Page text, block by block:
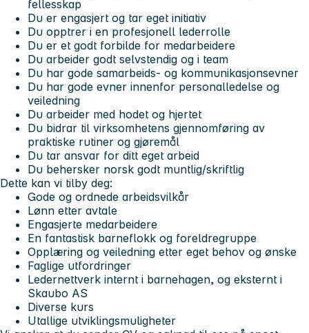
fellesskap
Du er engasjert og tar eget initiativ
Du opptrer i en profesjonell lederrolle
Du er et godt forbilde for medarbeidere
Du arbeider godt selvstendig og i team
Du har gode samarbeids- og kommunikasjonsevner
Du har gode evner innenfor personalledelse og
veiledning
Du arbeider med hodet og hjertet
Du bidrar til virksomhetens gjennomføring av
praktiske rutiner og gjøremål
Du tar ansvar for ditt eget arbeid
Du behersker norsk godt muntlig/skriftlig
Dette kan vi tilby deg:
Gode og ordnede arbeidsvilkår
Lønn etter avtale
Engasjerte medarbeidere
En fantastisk barneflokk og foreldregruppe
Opplæring og veiledning etter eget behov og ønske
Faglige utfordringer
Ledernettverk internt i barnehagen, og eksternt i
Skaubo AS
Diverse kurs
Utallige utviklingsmuligheter